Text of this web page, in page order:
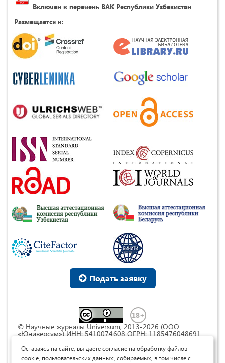
Включен в перечень ВАК Республики Узбекистан
Размещается в:
Подать заявку
© Научные журналы Universum, 2013-2026 (ООО
«Юниверсум») ИНН: 5410074608 ОГРН: 1185476048691
Commons « Attribution» («Атрибуция») 4.0
Непортированная
Оставаясь на сайте, вы даете согласие на обработку файлов
cookie, пользовательских данных, собираемых, в том числе с